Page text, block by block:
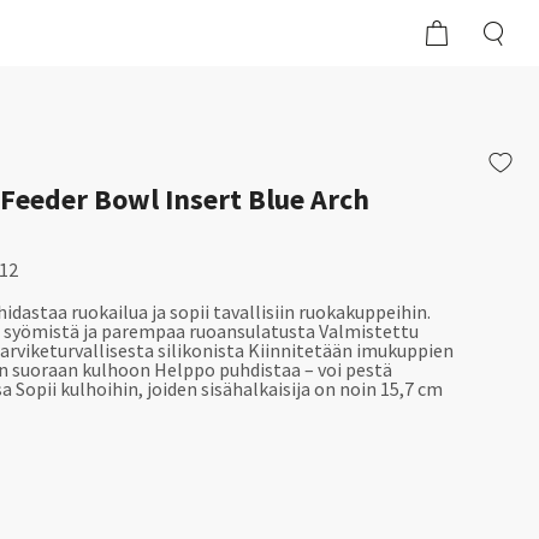
Bowl Insert Blue Arch
ruokailua ja sopii tavallisiin ruokakuppeihin.
ja parempaa ruoansulatusta Valmistettu
silikonista Kiinnitetään imukuppien
suoraan kulhoon Helppo puhdistaa – voi pestä
Sopii kulhoihin, joiden sisähalkaisija on noin 15,7 cm